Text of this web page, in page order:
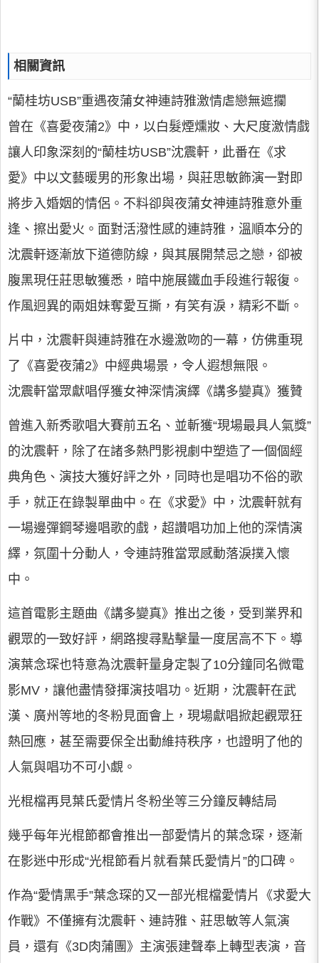
相關資訊
“蘭桂坊USB”重遇夜蒲女神連詩雅激情虐戀無遮攔
曾在《喜愛夜蒲2》中，以白髮煙燻妝、大尺度激情戲
讓人印象深刻的“蘭桂坊USB”沈震軒，此番在《求
愛》中以文藝暖男的形象出場，與莊思敏飾演一對即
將步入婚姻的情侶。不料卻與夜蒲女神連詩雅意外重
逢、擦出愛火。面對活潑性感的連詩雅，溫順本分的
沈震軒逐漸放下道德防線，與其展開禁忌之戀，卻被
腹黑現任莊思敏獲悉，暗中施展鐵血手段進行報復。
作風迥異的兩姐妹奪愛互撕，有笑有淚，精彩不斷。
片中，沈震軒與連詩雅在水邊激吻的一幕，仿佛重現
了《喜愛夜蒲2》中經典場景，令人遐想無限。
沈震軒當眾獻唱俘獲女神深情演繹《講多變真》獲贊
曾進入新秀歌唱大賽前五名、並斬獲“現場最具人氣獎”
的沈震軒，除了在諸多熱門影視劇中塑造了一個個經
典角色、演技大獲好評之外，同時也是唱功不俗的歌
手，就正在錄製單曲中。在《求愛》中，沈震軒就有
一場邊彈鋼琴邊唱歌的戲，超讚唱功加上他的深情演
繹，氛圍十分動人，令連詩雅當眾感動落淚撲入懷
中。
這首電影主題曲《講多變真》推出之後，受到業界和
觀眾的一致好評，網路搜尋點擊量一度居高不下。導
演葉念琛也特意為沈震軒量身定製了10分鐘同名微電
影MV，讓他盡情發揮演技唱功。近期，沈震軒在武
漢、廣州等地的冬粉見面會上，現場獻唱掀起觀眾狂
熱回應，甚至需要保全出動維持秩序，也證明了他的
人氣與唱功不可小覷。
光棍檔再見葉氏愛情片冬粉坐等三分鐘反轉結局
幾乎每年光棍節都會推出一部愛情片的葉念琛，逐漸
在影迷中形成“光棍節看片就看葉氏愛情片”的口碑。
作為“愛情黑手”葉念琛的又一部光棍檔愛情片《求愛大
作戰》不僅擁有沈震軒、連詩雅、莊思敏等人氣演
員，還有《3D肉蒲團》主演張建聲奉上轉型表演，音